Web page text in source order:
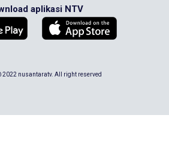
aplikasi NTV
2022 nusantaratv. All right reserved